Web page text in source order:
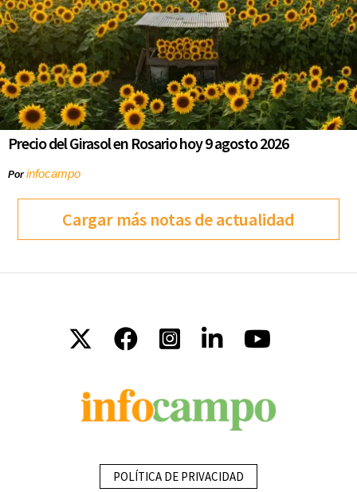
Precio del Girasol en Rosario hoy 9 agosto 2026
Porinfocampo
Cargar más notas de actualidad
POLÍTICA DE PRIVACIDAD